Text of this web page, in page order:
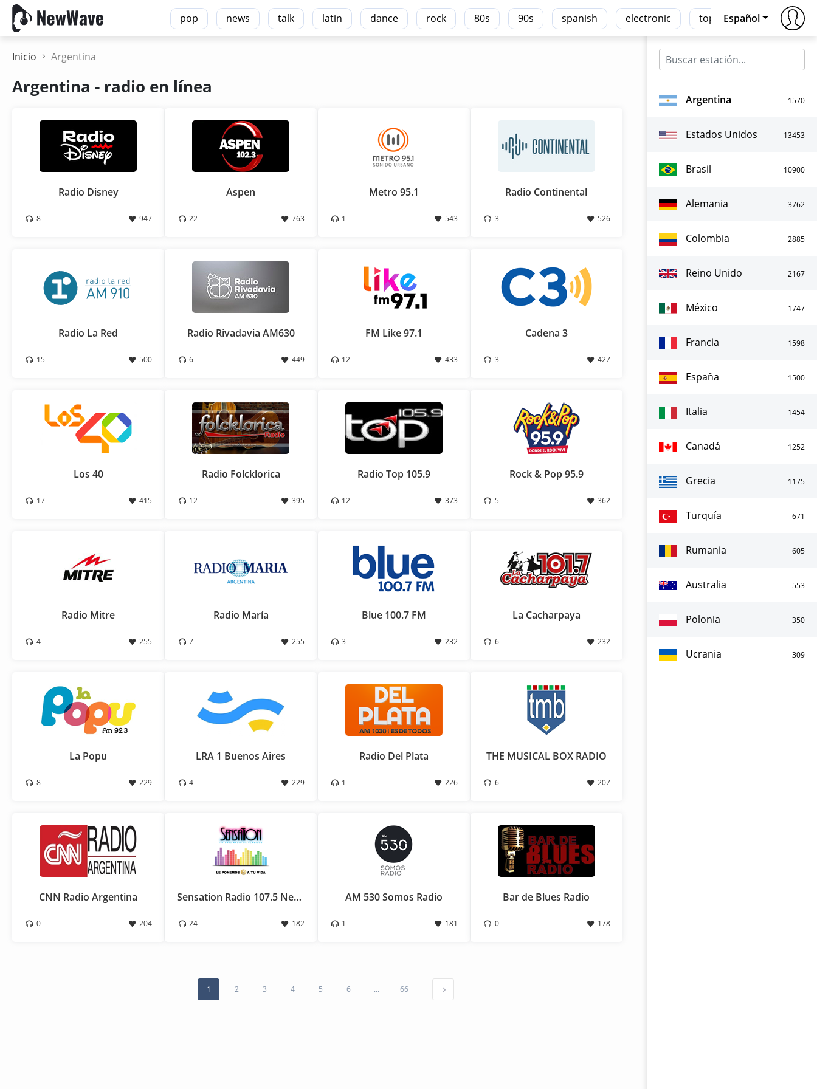
pop news talk latin dance rock 80s 90s spanish electronic top40 hits
Español
Argentina 1570
Estados Unidos 13453
Brasil 10900
Alemania 3762
Colombia 2885
Reino Unido 2167
México 1747
Francia 1598
España 1500
Italia 1454
Canadá 1252
Grecia 1175
Turquía 671
Rumania 605
Australia 553
Polonia 350
Ucrania 309
Inicio Argentina
Argentina - radio en línea
Radio Disney
8 947
Aspen
22 763
Metro 95.1
1 543
Radio Continental
3 526
Radio La Red
15 500
Radio Rivadavia AM630
6 449
FM Like 97.1
12 433
Cadena 3
3 427
Los 40
17 415
Radio Folcklorica
12 395
Radio Top 105.9
12 373
Rock & Pop 95.9
5 362
Radio Mitre
4 255
Radio María
7 255
Blue 100.7 FM
3 232
La Cacharpaya
6 232
La Popu
8 229
LRA 1 Buenos Aires
4 229
Radio Del Plata
1 226
THE MUSICAL BOX RADIO
6 207
CNN Radio Argentina
0 204
Sensation Radio 107.5 Neuquen
24 182
AM 530 Somos Radio
1 181
Bar de Blues Radio
0 178
1 2 3 4 5 6 ... 66